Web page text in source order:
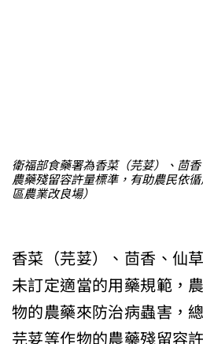
衛福部食藥署為香菜（芫荽）、茴
農藥殘留容許量標準，有助農民依
區農業改良場）
香菜（芫荽）、茴香、仙
未訂定適當的用藥規範，
物的農藥來防治病蟲害，